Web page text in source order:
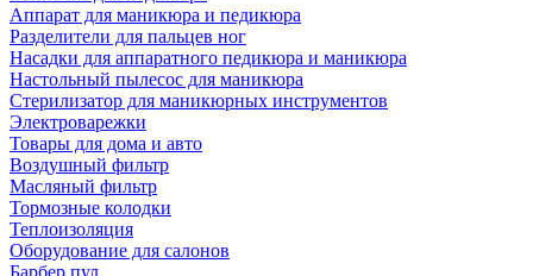
Аппарат для маникюра и педикюра
Разделители для пальцев ног
Насадки для аппаратного педикюра и маникюра
Настольный пылесос для маникюра
Стерилизатор для маникюрных инструментов
Электроварежки
Товары для дома и авто
Воздушный фильтр
Масляный фильтр
Тормозные колодки
Теплоизоляция
Оборудование для салонов
Барбер пул